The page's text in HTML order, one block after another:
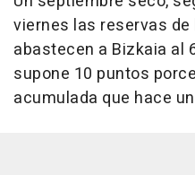
viernes las reservas
abastecen a Bizkaia al
supone 10 puntos
acumulada que hace